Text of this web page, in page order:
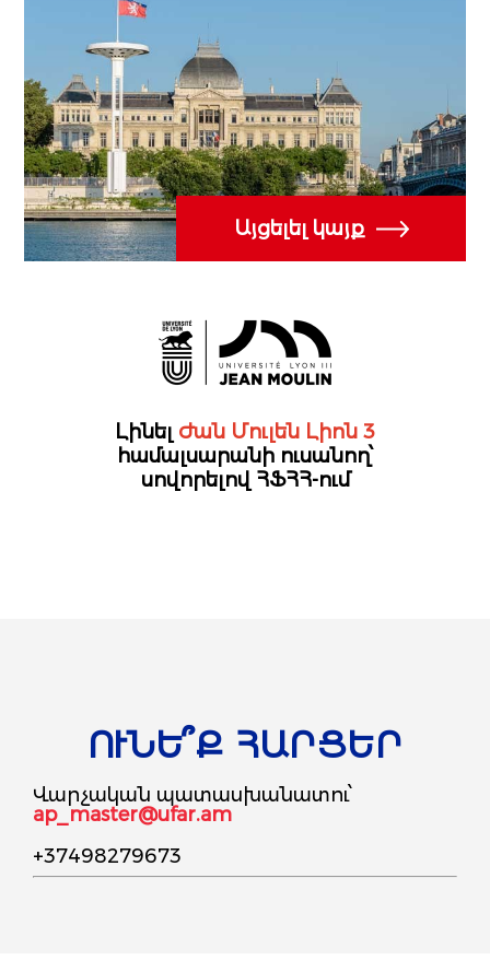
Այցելել կայք
Լինել Ժան Մուլեն Լիոն 3
համալսարանի ուսանող՝
սովորելով ՀՖՀՀ-ում
ՈՒՆԵ՞Ք ՀԱՐՑԵՐ
Վարչական պատասխանատու՝
ap_master@ufar.am
+37498279673